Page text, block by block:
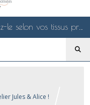
Choisissez un modèle et personnalisez-le selon vos tissus préférés de mes collections en ligne, je le confectionnerai selon vos souhaits
Jules & Alice !